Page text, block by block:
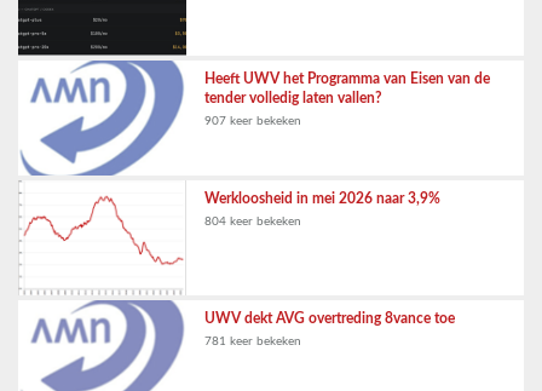
Heeft UWV het Programma van Eisen van de
tender volledig laten vallen?
907 keer bekeken
Werkloosheid in mei 2026 naar 3,9%
804 keer bekeken
UWV dekt AVG overtreding 8vance toe
781 keer bekeken